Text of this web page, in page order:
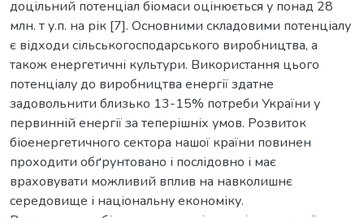
доцільний потенціал біомаси оцінюється у понад 28
млн. т у.п. на рік [7]. Основними складовими потенціалу
є відходи сільськогосподарського виробництва, а
також енергетичні культури. Використання цього
потенціалу до виробництва енергії здатне
задовольнити близько 13-15% потреби України у
первинній енергії за теперішніх умов. Розвиток
біоенергетичного сектора нашої країни повинен
проходити обґрунтовано і послідовно і має
враховувати можливий вплив на навколишнє
середовище і національну економіку.